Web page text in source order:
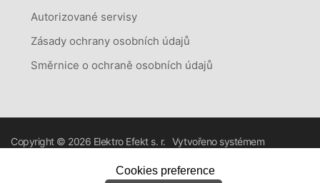
Autorizované servisy
Zásady ochrany osobních údajů
Směrnice o ochraně osobních údajů
Copyright © 2026 Elektro Efekt s. r. Vytvořeno systémem
Cookies preference